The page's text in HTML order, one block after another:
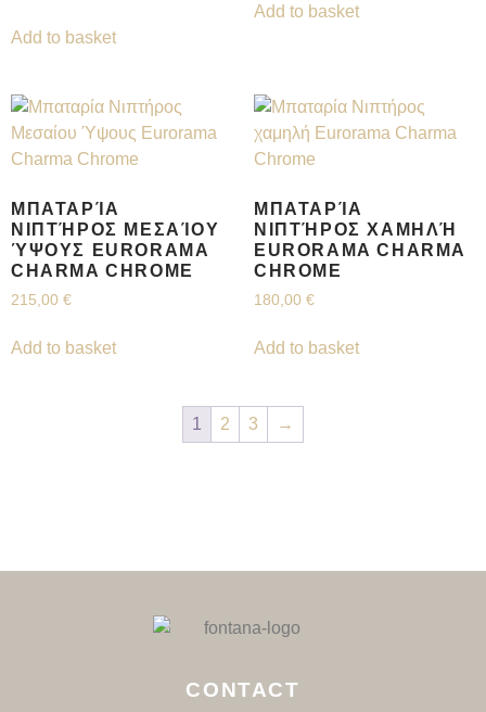
Add to basket
Add to basket
ΜΠΑΤΑΡΊΑ
ΝΙΠΤΉΡΟΣ ΜΕΣΑΊΟΥ
ΎΨΟΥΣ EURORAMA
CHARMA CHROME
215,00 €
Add to basket
ΜΠΑΤΑΡΊΑ
ΝΙΠΤΉΡΟΣ ΧΑΜΗΛΉ
EURORAMA CHARMA
CHROME
180,00 €
Add to basket
1 2 3 →
CONTACT